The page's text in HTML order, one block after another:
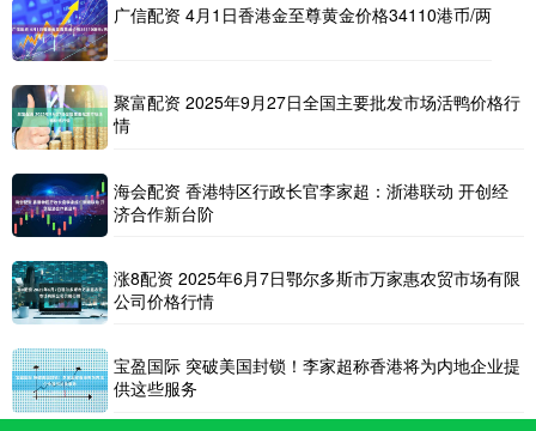
广信配资 4月1日香港金至尊黄金价格34110港币/两
聚富配资 2025年9月27日全国主要批发市场活鸭价格行
情
海会配资 香港特区行政长官李家超：浙港联动 开创经
济合作新台阶
涨8配资 2025年6月7日鄂尔多斯市万家惠农贸市场有限
公司价格行情
宝盈国际 突破美国封锁！李家超称香港将为内地企业提
供这些服务